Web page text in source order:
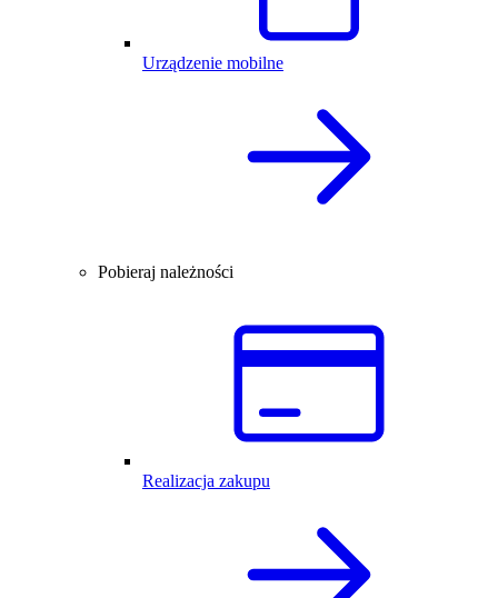
Urządzenie mobilne
Pobieraj należności
Realizacja zakupu